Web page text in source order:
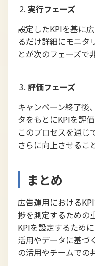
実行フェーズ
設定したKPIを基に
るだけ詳細にモニタ
とが次のフェーズで
評価フェーズ
キャンペーン終了後
タをもとにKPIを評
このプロセスを通じ
さらに向上させるこ
まとめ
広告運用における
捗を測定するための
KPIを設定するため
活用やデータに基づ
の活用やチームでの